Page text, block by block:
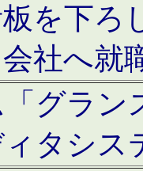
を下ろ
社へ就
「グラン
タシス